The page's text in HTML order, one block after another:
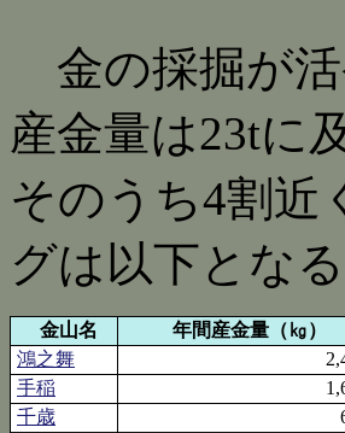
金の採掘が活
産金量は23tに
そのうち4割近
グは以下となる
金山名
年間産金量（㎏）
鴻之舞
手稲
千歳